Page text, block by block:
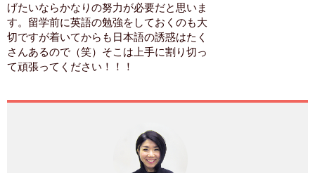
げたいならかなりの努力が必要だと思いま
す。留学前に英語の勉強をしておくのも大
切ですが着いてからも日本語の誘惑はたく
さんあるので（笑）そこは上手に割り切っ
て頑張ってください！！！